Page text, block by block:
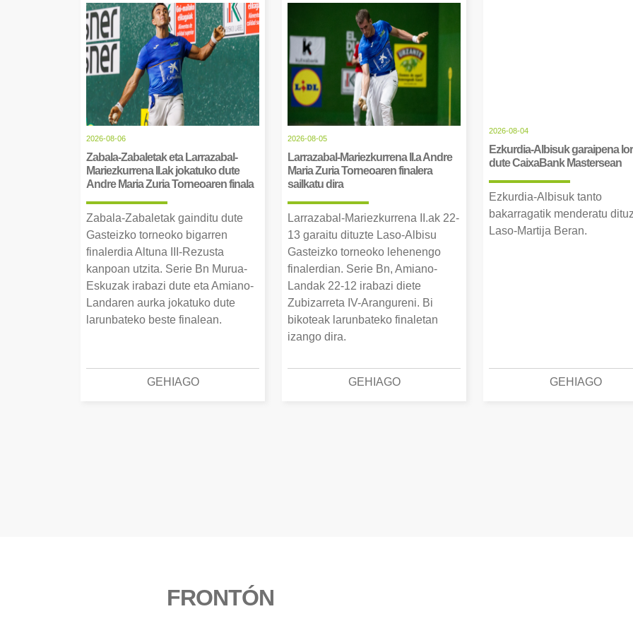
2026-08-06
Zabala-Zabaletak eta Larrazabal-
Mariezkurrena II.ak jokatuko dute
Andre Maria Zuria Torneoaren finala
Zabala-Zabaletak gainditu dute
Gasteizko torneoko bigarren
finalerdia Altuna III-Rezusta
kanpoan utzita. Serie Bn Murua-
Eskuzak irabazi dute eta Amiano-
Landaren aurka jokatuko dute
larunbateko beste finalean.
GEHIAGO
2026-08-05
Larrazabal-Mariezkurrena II.a Andre
Maria Zuria Torneoaren finalera
sailkatu dira
Larrazabal-Mariezkurrena II.ak 22-
13 garaitu dituzte Laso-Albisu
Gasteizko torneoko lehenengo
finalerdian. Serie Bn, Amiano-
Landak 22-12 irabazi diete
Zubizarreta IV-Arangureni. Bi
bikoteak larunbateko finaletan
izango dira.
GEHIAGO
2026-08-04
Ezkurdia-Albisuk garaipena
dute CaixaBank Mastersean
Ezkurdia-Albisuk tanto
bakarragatik menderatu
Laso-Martija Beran.
GEHIAGO
FRONTÓN